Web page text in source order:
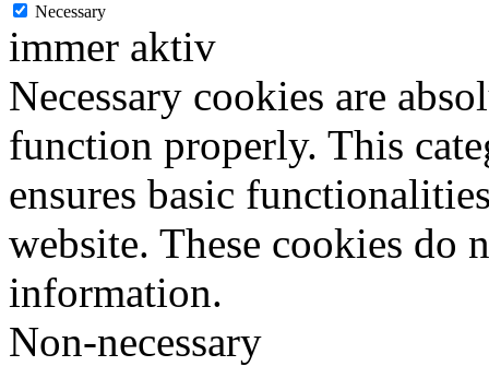
Necessary
immer aktiv
Necessary cookies are
function properly. This
ensures basic
website. These cookies do
information.
Non-necessary